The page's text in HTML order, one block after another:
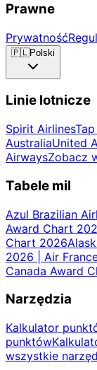
Prawne
Prywatność
🇵🇱Polski
Linie lotnicze
Spirit Airlines
AustraliaUnited
AirwaysZobacz
Tabele mil
Azul Brazilian
Award Chart
Chart 2026
2026 | Air
Canada Award
Narzędzia
Kalkulator
punktów
wszystkie